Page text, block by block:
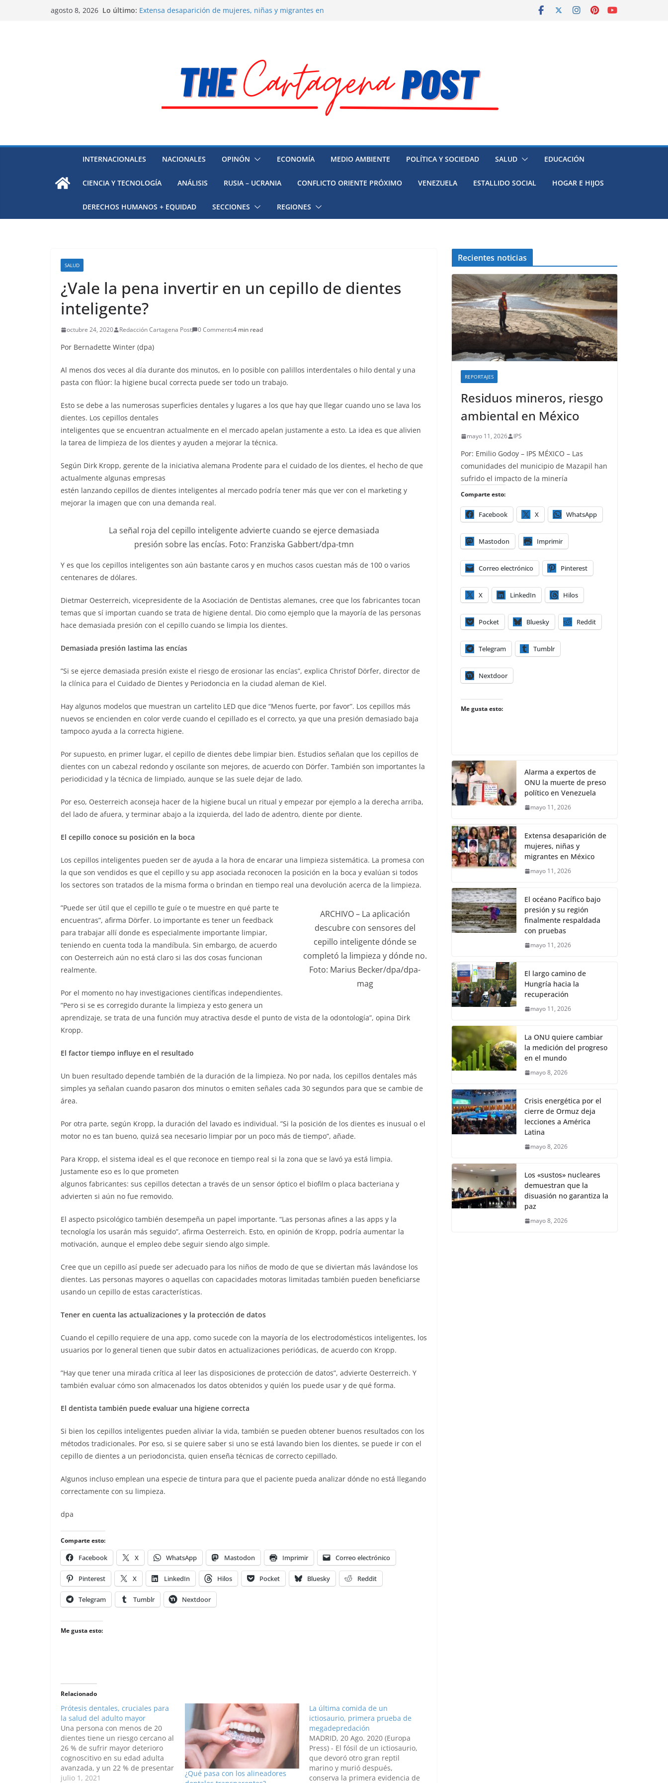
agosto 8, 2026 Lo último: Alarma a expertos de ONU la muerte de preso político en
Venezuela
El largo camino de Hungría hacia la recuperación
Residuos mineros, riesgo ambiental en México
INTERNACIONALES NACIONALES OPINÓN ECONOMÍA MEDIO AMBIENTE POLÍTICA Y SOCIEDAD SALUD EDUCACIÓN
CIENCIA Y TECNOLOGÍA ANÁLISIS RUSIA – UCRANIA CONFLICTO ORIENTE PRÓXIMO VENEZUELA ESTALLIDO SOCIAL HOGAR E HIJOS
DERECHOS HUMANOS + EQUIDAD SECCIONES REGIONES
SALUD
¿Vale la pena invertir en un cepillo de dientes
inteligente?
octubre 24, 2020 Redacción Cartagena Post 0 Comments4 min read
Por Bernadette Winter (dpa)
Al menos dos veces al día durante dos minutos, en lo posible con palillos interdentales o hilo dental y una
pasta con flúor: la higiene bucal correcta puede ser todo un trabajo.
Esto se debe a las numerosas superficies dentales y lugares a los que hay que llegar cuando uno se lava los
dientes. Los cepillos dentales
inteligentes que se encuentran actualmente en el mercado apelan justamente a esto. La idea es que alivien
la tarea de limpieza de los dientes y ayuden a mejorar la técnica.
Según Dirk Kropp, gerente de la iniciativa alemana Prodente para el cuidado de los dientes, el hecho de que
actualmente algunas empresas
estén lanzando cepillos de dientes inteligentes al mercado podría tener más que ver con el marketing y
mejorar la imagen que con una demanda real.
La señal roja del cepillo inteligente advierte cuando se ejerce demasiada
presión sobre las encías. Foto: Franziska Gabbert/dpa-tmn
Y es que los cepillos inteligentes son aún bastante caros y en muchos casos cuestan más de 100 o varios
centenares de dólares.
Dietmar Oesterreich, vicepresidente de la Asociación de Dentistas alemanes, cree que los fabricantes tocan
temas que sí importan cuando se trata de higiene dental. Dio como ejemplo que la mayoría de las personas
hace demasiada presión con el cepillo cuando se limpia los dientes.
Demasiada presión lastima las encías
”Si se ejerce demasiada presión existe el riesgo de erosionar las encías”, explica Christof Dörfer, director de
la clínica para el Cuidado de Dientes y Periodoncia en la ciudad aleman de Kiel.
Hay algunos modelos que muestran un cartelito LED que dice “Menos fuerte, por favor”. Los cepillos más
nuevos se encienden en color verde cuando el cepillado es el correcto, ya que una presión demasiado baja
tampoco ayuda a la correcta higiene.
Por supuesto, en primer lugar, el cepillo de dientes debe limpiar bien. Estudios señalan que los cepillos de
dientes con un cabezal redondo y oscilante son mejores, de acuerdo con Dörfer. También son importantes la
periodicidad y la técnica de limpiado, aunque se las suele dejar de lado.
Por eso, Oesterreich aconseja hacer de la higiene bucal un ritual y empezar por ejemplo a la derecha arriba,
del lado de afuera, y terminar abajo a la izquierda, del lado de adentro, diente por diente.
El cepillo conoce su posición en la boca
Los cepillos inteligentes pueden ser de ayuda a la hora de encarar una limpieza sistemática. La promesa con
la que son vendidos es que el cepillo y su app asociada reconocen la posición en la boca y evalúan si todos
los sectores son tratados de la misma forma o brindan en tiempo real una devolución acerca de la limpieza.
ARCHIVO – La aplicación
descubre con sensores del
cepillo inteligente dónde se
completó la limpieza y dónde no.
Foto: Marius Becker/dpa/dpa-
mag
”Puede ser útil que el cepillo te guíe o te muestre en qué parte te
encuentras”, afirma Dörfer. Lo importante es tener un feedback
para trabajar allí donde es especialmente importante limpiar,
teniendo en cuenta toda la mandíbula. Sin embargo, de acuerdo
con Oesterreich aún no está claro si las dos cosas funcionan
realmente.
Por el momento no hay investigaciones científicas independientes.
”Pero si se es corregido durante la limpieza y esto genera un
aprendizaje, se trata de una función muy atractiva desde el punto de vista de la odontología”, opina Dirk
Kropp.
El factor tiempo influye en el resultado
Un buen resultado depende también de la duración de la limpieza. No por nada, los cepillos dentales más
simples ya señalan cuando pasaron dos minutos o emiten señales cada 30 segundos para que se cambie de
área.
Por otra parte, según Kropp, la duración del lavado es individual. ”Si la posición de los dientes es inusual o el
motor no es tan bueno, quizá sea necesario limpiar por un poco más de tiempo”, añade.
Para Kropp, el sistema ideal es el que reconoce en tiempo real si la zona que se lavó ya está limpia.
Justamente eso es lo que prometen
algunos fabricantes: sus cepillos detectan a través de un sensor óptico el biofilm o placa bacteriana y
advierten si aún no fue removido.
El aspecto psicológico también desempeña un papel importante. “Las personas afines a las apps y la
tecnología los usarán más seguido”, afirma Oesterreich. Esto, en opinión de Kropp, podría aumentar la
motivación, aunque el empleo debe seguir siendo algo simple.
Cree que un cepillo así puede ser adecuado para los niños de modo de que se diviertan más lavándose los
dientes. Las personas mayores o aquellas con capacidades motoras limitadas también pueden beneficiarse
usando un cepillo de estas características.
Tener en cuenta las actualizaciones y la protección de datos
Cuando el cepillo requiere de una app, como sucede con la mayoría de los electrodomésticos inteligentes, los
usuarios por lo general tienen que subir datos en actualizaciones periódicas, de acuerdo con Kropp.
”Hay que tener una mirada crítica al leer las disposiciones de protección de datos”, advierte Oesterreich. Y
también evaluar cómo son almacenados los datos obtenidos y quién los puede usar y de qué forma.
El dentista también puede evaluar una higiene correcta
Si bien los cepillos inteligentes pueden aliviar la vida, también se pueden obtener buenos resultados con los
métodos tradicionales. Por eso, si se quiere saber si uno se está lavando bien los dientes, se puede ir con el
cepillo de dientes a un periodoncista, quien enseña técnicas de correcto cepillado.
Algunos incluso emplean una especie de tintura para que el paciente pueda analizar dónde no está llegando
correctamente con su limpieza.
dpa
Comparte esto:
Facebook X WhatsApp Mastodon Imprimir Correo electrónico
Pinterest X LinkedIn Hilos Pocket Bluesky Reddit
Telegram Tumblr Nextdoor
Me gusta esto:
Relacionado
Prótesis dentales, cruciales para
la salud del adulto mayor
Una persona con menos de 20
dientes tiene un riesgo cercano al
26 % de sufrir mayor deterioro
cognoscitivo en su edad adulta
avanzada, y un 22 % de presentar
demencia, por lo que la
julio 1, 2021
¿Qué pasa con los alineadores
La última comida de un
ictiosaurio, primera prueba de
megadepredación
MADRID, 20 Ago. 2020 (Europa
Press) - El fósil de un ictiosaurio,
que devoró otro gran reptil
marino y murió después,
conserva la primera evidencia de
Recientes noticias
REPORTAJES
Residuos mineros, riesgo
ambiental en México
mayo 11, 2026 IPS
Por: Emilio Godoy – IPS MÉXICO – Las
comunidades del municipio de Mazapil han
sufrido el impacto de la minería
Comparte esto:
Facebook X WhatsApp
Mastodon Imprimir
Correo electrónico Pinterest
X LinkedIn Hilos
Pocket Bluesky Reddit
Telegram Tumblr
Nextdoor
Me gusta esto:
Alarma a expertos de
ONU la muerte de preso
político en Venezuela
mayo 11, 2026
Extensa desaparición de
mujeres, niñas y
migrantes en México
mayo 11, 2026
El océano Pacífico bajo
presión y su región
finalmente respaldada
con pruebas
mayo 11, 2026
El largo camino de
Hungría hacia la
recuperación
mayo 11, 2026
La ONU quiere cambiar
la medición del progreso
en el mundo
mayo 8, 2026
Crisis energética por el
cierre de Ormuz deja
lecciones a América
Latina
mayo 8, 2026
Los «sustos» nucleares
demuestran que la
disuasión no garantiza la
paz
mayo 8, 2026